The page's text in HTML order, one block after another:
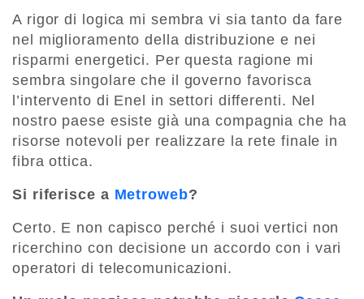
A rigor di logica mi sembra vi sia tanto da fare
nel miglioramento della distribuzione e nei
risparmi energetici. Per questa ragione mi
sembra singolare che il governo favorisca
l’intervento di Enel in settori differenti. Nel
nostro paese esiste già una compagnia che ha
risorse notevoli per realizzare la rete finale in
fibra ottica.
Si riferisce a Metroweb?
Certo. E non capisco perché i suoi vertici non
ricerchino con decisione un accordo con i vari
operatori di telecomunicazioni.